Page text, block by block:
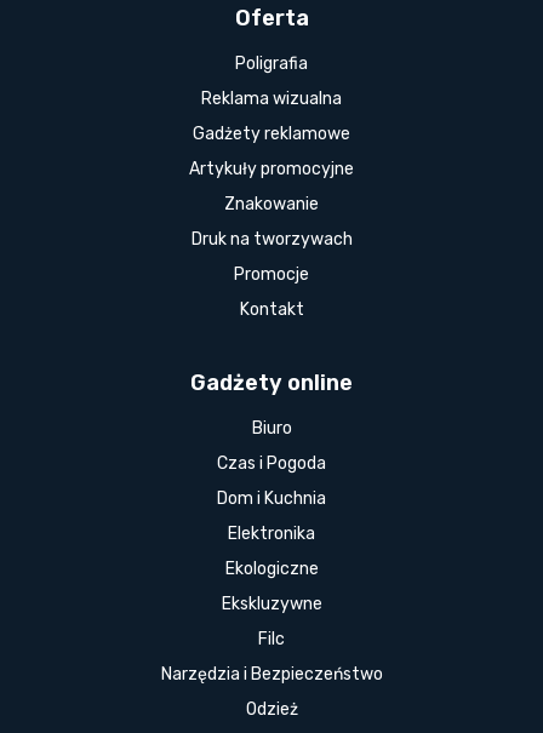
Oferta
Poligrafia
Reklama wizualna
Gadżety reklamowe
Artykuły promocyjne
Znakowanie
Druk na tworzywach
Promocje
Kontakt
Gadżety online
Biuro
Czas i Pogoda
Dom i Kuchnia
Elektronika
Ekologiczne
Ekskluzywne
Filc
Narzędzia i Bezpieczeństwo
Odzież